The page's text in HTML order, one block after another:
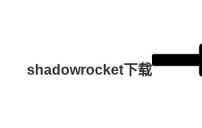
shadowrocket下载